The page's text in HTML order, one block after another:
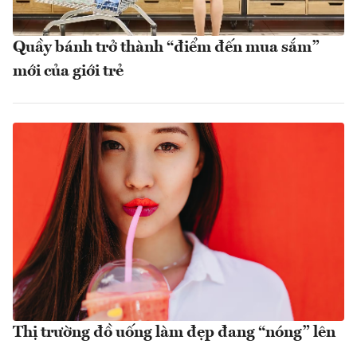
Quầy bánh trở thành “điểm đến mua sắm”
mới của giới trẻ
Thị trường đồ uống làm đẹp đang “nóng” lên